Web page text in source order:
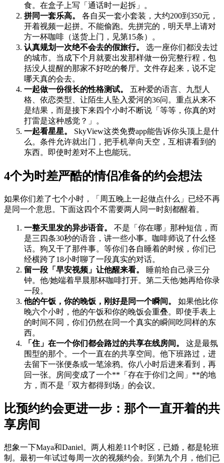
食。在盒子上写「通话时一起拆」。
拼同一套乐高。
各自买一套小套装，大约200到350元，
开着视频一起拼。不能偷跑。先拼完的，明天早上请对
方一杯咖啡（送货上门，见第15条）。
认真规划一次绝不会去的假旅行。
选一座你们都没去过
的城市。当成下个月就要出发那样做一份完整行程，包
括没人提醒的那家不好吃的餐厅。文件存起来，说不定
哪天真的会去。
一起做一份很长的性格测试。
五种爱的语言、九型人
格、依恋类型、让陌生人坠入爱河的36问。重点从来不
是结果，而是接下来四个小时不断说「等等，你真的对
打雷是这种感觉？」。
一起看星星。
SkyView这类免费app能告诉你头顶上是什
么。条件允许就出门，把手机举向天空，互相讲看到的
东西。即使时差对不上也能玩。
4个为时差严酷的情侣准备的约会想法
如果你们差了七个小时，「周五晚上一起做点什么」已经不再
是同一个意思。下面这四个不需要两人同一时刻都醒着。
一整天里发的异步语音。
不是「你在哪」那种短信，而
是三四条30秒的语音，讲一些小事。咖啡师说了什么怪
话。狗又干了那件事。等你们各自睡着的时候，你们已
经横跨了18小时聊了一段真实的对话。
留一段「早安视频」让他醒来看。
睡前给自己录三分
钟。他/她端着早晨那杯咖啡打开。第二天他/她再给你录
一段。
他的午饭，你的晚饭，刚好是同一个瞬间。
如果他比你
晚六个小时，他的午饭和你的晚饭会重叠。即使手表上
的时间不同，你们仍然在同一个真实的瞬间吃同样的东
西。
「住」在一个你们都会路过的共享在线房间。
这是最氛
围型的那个。一个一直在的共享空间。他下班路过，进
去留下一张便条或一笔涂鸦。你八小时后进来看到，再
回一张。房间变成了一个**「存在于你们之间」**的地
方，而不是「双方都得到场」的会议。
比预约约会更进一步：那个一直开着的共
享房间
想象一下Maya和Daniel。两人相差11个时区，已婚，都是轮班
制。最初一年试过每周一次的视频约会。到第九个月，他们已